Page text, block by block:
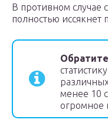
В противном случае
полностью иссякнет
менее 10
огромное